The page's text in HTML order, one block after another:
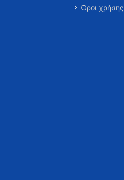
Όροι χρήσης